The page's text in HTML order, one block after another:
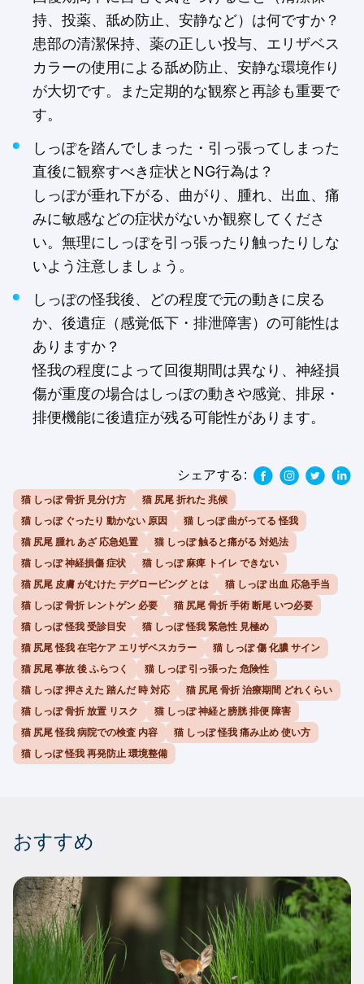
持、投薬、舐め防止、安静など）は何ですか？
患部の清潔保持、薬の正しい投与、エリザベス
カラーの使用による舐め防止、安静な環境作り
が大切です。また定期的な観察と再診も重要で
す。
しっぽを踏んでしまった・引っ張ってしまった
直後に観察すべき症状とNG行為は？
しっぽが垂れ下がる、曲がり、腫れ、出血、痛
みに敏感などの症状がないか観察してくださ
い。無理にしっぽを引っ張ったり触ったりしな
いよう注意しましょう。
しっぽの怪我後、どの程度で元の動きに戻る
か、後遺症（感覚低下・排泄障害）の可能性は
ありますか？
怪我の程度によって回復期間は異なり、神経損
傷が重度の場合はしっぽの動きや感覚、排尿・
排便機能に後遺症が残る可能性があります。
シェアする:
猫 しっぽ 骨折 見分け方
猫 尻尾 折れた 兆候
猫 しっぽ ぐったり 動かない 原因
猫 しっぽ 曲がってる 怪我
猫 尻尾 腫れ あざ 応急処置
猫 しっぽ 触ると痛がる 対処法
猫 しっぽ 神経損傷 症状
猫 しっぽ 麻痺 トイレ できない
猫 尻尾 皮膚 がむけた デグロービング とは
猫 しっぽ 出血 応急手当
猫 しっぽ 骨折 レントゲン 必要
猫 尻尾 骨折 手術 断尾 いつ必要
猫 しっぽ 怪我 受診目安
猫 しっぽ 怪我 緊急性 見極め
猫 尻尾 怪我 在宅ケア エリザベスカラー
猫 しっぽ 傷 化膿 サイン
猫 尻尾 事故 後 ふらつく
猫 しっぽ 引っ張った 危険性
猫 しっぽ 押さえた 踏んだ 時 対応
猫 尻尾 骨折 治療期間 どれくらい
猫 しっぽ 骨折 放置 リスク
猫 しっぽ 神経と膀胱 排便 障害
猫 尻尾 怪我 病院での検査 内容
猫 しっぽ 怪我 痛み止め 使い方
猫 しっぽ 怪我 再発防止 環境整備
おすすめ